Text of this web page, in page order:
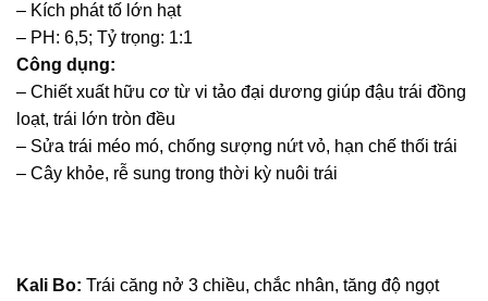
– Kích phát tố lớn hạt
– PH: 6,5; Tỷ trọng: 1:1
Công dụng:
– Chiết xuất hữu cơ từ vi tảo đại dương giúp đậu trái đồng
loạt, trái lớn tròn đều
– Sửa trái méo mó, chống sượng nứt vỏ, hạn chế thối trái
– Cây khỏe, rễ sung trong thời kỳ nuôi trái
Kali Bo: Trái căng nở 3 chiều, chắc nhân, tăng độ ngọt